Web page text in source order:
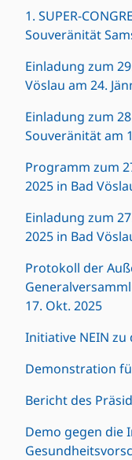
1. SUPER-
Souveränität
Einladung zum
Vöslau am 24.
Einladung zum
Souveränität am
Programm zum
2025 in Bad
Einladung zum
2025 in Bad
Protokoll der
17. Okt. 2025
Initiative NEIN zu
Demonstration
Bericht des
Demo gegen die